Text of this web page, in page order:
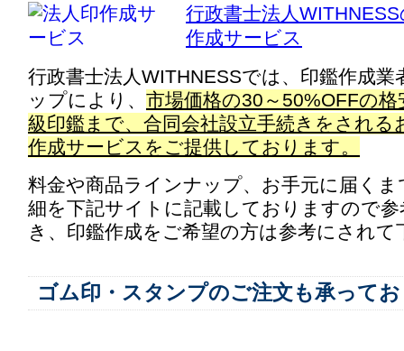
行政書士法人
作成サービス
行政書士法人WITHNESSでは、印鑑作成
ップにより、 市場価格の30～50%OFFの
級印鑑まで、合同会社設立手続きをされる
作成サービスをご提供しております。
料金や商品ラインナップ、お手元に届く
細を下記サイトに記載しておりますので
き、印鑑作成をご希望の方は参考にされて
ゴム印・スタンプのご注文も承って